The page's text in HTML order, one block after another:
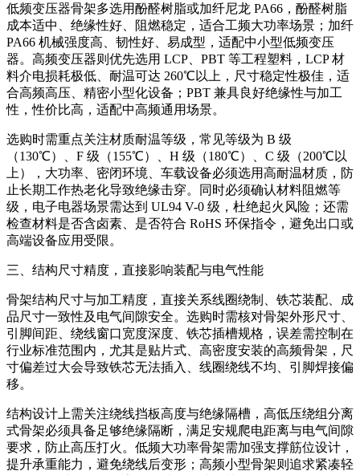
低频变压器骨架多选用酚醛树脂或加纤尼龙 PA66，酚醛树脂
成本适中、绝缘性好、阻燃稳定，适合工频大功率场景；加纤
PA66 机械强度高、韧性好、易成型，适配中小型低频变压
器。高频变压器则优先选用 LCP、PBT 等工程塑料，LCP 材
料介电损耗极低、耐温可达 260℃以上，尺寸稳定性极佳，适
合高频高压、精密小型化设备；PBT 兼具良好绝缘性与加工
性，性价比高，适配中高频通用场景。
选购时需重点关注材质耐温等级，常见等级为 B 级
（130℃）、F 级（155℃）、H 级（180℃）、C 级（200℃以
上），大功率、密闭环境、车载设备必须选用高耐温材质，防
止长期工作热老化导致绝缘击穿。同时必须确认材料阻燃等
级，电子电器场景需达到 UL94 V-0 级，杜绝起火风险；还需
检查材料是否含卤素、是否符合 RoHS 环保指令，避免出口或
高端设备应用受限。
三、结构尺寸精度，直接影响装配与电气性能
骨架结构尺寸与加工精度，直接关系线圈绕制、铁芯装配、成
品尺寸一致性及电气间隙安全。选购时需核对骨架外形尺寸、
引脚间距、绕线窗口宽度深度、铁芯插槽规格，误差需控制在
行业标准范围内，尤其是贴片式、高密度安装的高频骨架，尺
寸偏差过大会导致铁芯无法插入、线圈绕线不均、引脚焊接偏
移。
结构设计上需关注绕线挡板高度与绝缘隔槽，高低压绕组分离
式骨架必须具备足够绝缘隔断，满足安规爬电距离与电气间隙
要求，防止高压打火。低频大功率骨架需加强支撑筋位设计，
提升承重能力，避免绕线后变形；高频小型骨架则追求紧凑轻